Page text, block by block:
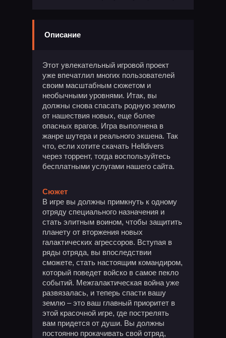
Описание
Этот увлекательный игровой проект
уже впечатлил многих пользователей
своим масштабным сюжетом и
необычными уровнями. Итак, вы
должны снова спасать родную землю
от нашествия новых, еще более
опасных врагов. Игра выполнена в
жанре шутера и реального экшена. Так
что, если хотите скачать Helldivers
через торрент, тогда воспользуйтесь
бесплатными услугами нашего сайта.
Сюжет
В игре вы должны примкнуть к одному
отряду специального назначения и
стать элитным воином, чтобы защитить
планету от вторжения новых
галактических агрессоров. Вступая в
ряды отряда, вы впоследствии
сможете, стать настоящим командиром,
который поведет войско в самое пекло
событий. Межгалактическая война уже
развязалась, и теперь спасти вашу
землю – это ваш главный приоритет в
этой красочной игре, где пострелять
вам придется от души. Вы должны
постоянно прокачивать свой отряд,